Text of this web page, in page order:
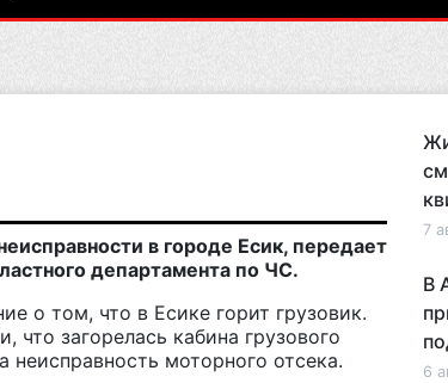
в городе Есик, передает
департамента по ЧС.
о том, что в Есике горит грузовик.
загорелась кабина грузового
моторного отсека.
7
В
6